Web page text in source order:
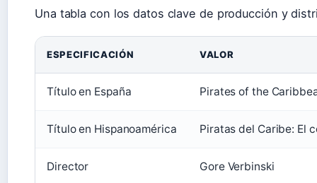
Una tabla con los datos clave de producción y
ESPECIFICACIÓN VALOR
Título en España Pirates of the
Título en Hispanoamérica Piratas del Caribe: El
Director Gore Verbinski